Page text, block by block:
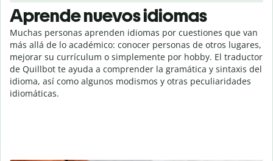
Aprende nuevos idiomas
Muchas personas aprenden idiomas por cuestiones que van
más allá de lo académico: conocer personas de otros lugares,
mejorar su currículum o simplemente por hobby. El traductor
de Quillbot te ayuda a comprender la gramática y sintaxis del
idioma, así como algunos modismos y otras peculiaridades
idiomáticas.